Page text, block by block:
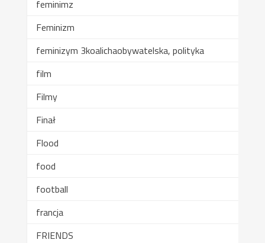
feminimz
Feminizm
feminizym 3koalichaobywatelska, polityka
film
Filmy
Finał
Flood
food
football
francja
FRIENDS